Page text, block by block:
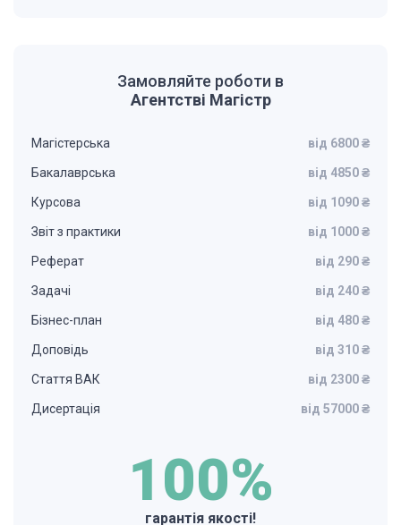
Замовляйте роботи в
Агентстві Магістр
Магістерська від 6800 ₴
Бакалаврська від 4850 ₴
Курсова від 1090 ₴
Звіт з практики від 1000 ₴
Реферат від 290 ₴
Задачі від 240 ₴
Бізнес-план від 480 ₴
Доповідь від 310 ₴
Стаття ВАК від 2300 ₴
Дисертація від 57000 ₴
100%
гарантія якості!